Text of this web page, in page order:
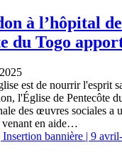
à l’hôpital
du Togo
est de nourrir l'esprit
l'Église de Pentecôte
des œuvres sociales a
en aide…